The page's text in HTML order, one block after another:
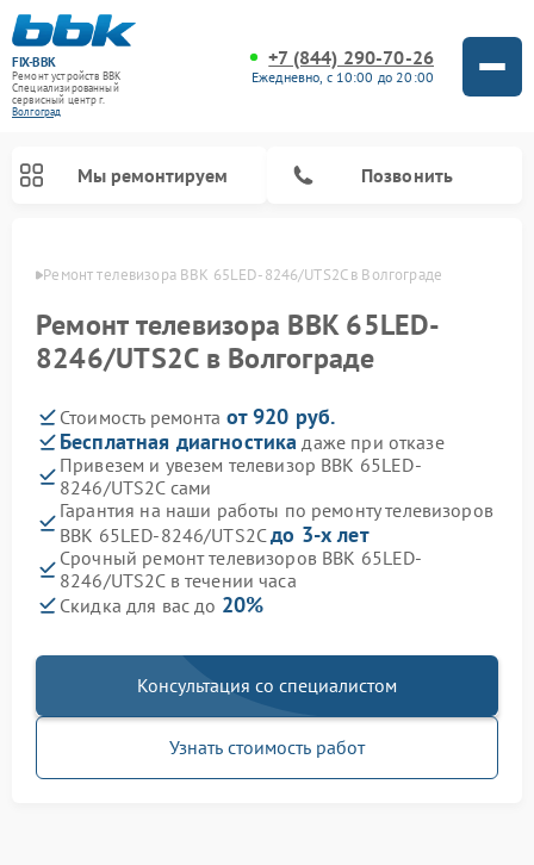
FIX-BBK
Ремонт устройств BBK
Специализированный
cервисный центр г.
Волгоград
+7 (844) 290-70-26
Ежедневно, с 10:00 до 20:00
Мы ремонтируем Позвонить
Ремонт телевизора BBK 65LED-8246/UTS2C в Волгограде
Ремонт телевизора BBK 65LED-
8246/UTS2C в Волгограде
Стоимость ремонта от 920 руб.
Бесплатная диагностика даже при отказе
Привезем и увезем телевизор BBK 65LED-
8246/UTS2C сами
Гарантия на наши работы по ремонту телевизоров
BBK 65LED-8246/UTS2Cдо 3-х лет
Срочный ремонт телевизоров BBK 65LED-
8246/UTS2C в течении часа
Скидка для вас до 20%
Консультация со специалистом
Узнать стоимость работ